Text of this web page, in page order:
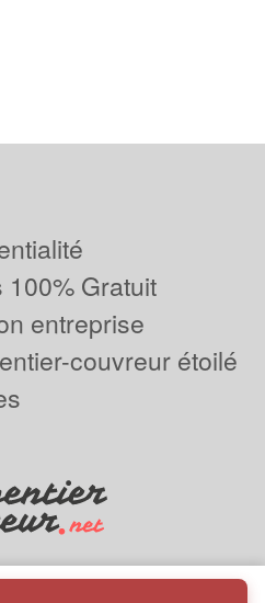
Gratuit
entreprise
couvreur étoilé